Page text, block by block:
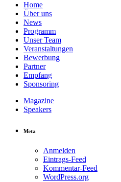
Home
Über uns
News
Programm
Unser Team
Veranstaltungen
Bewerbung
Partner
Empfang
Sponsoring
Magazine
Speakers
Meta
Anmelden
Eintrags-Feed
Kommentar-Feed
WordPress.org